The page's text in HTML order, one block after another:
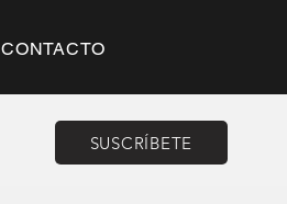
CONTACTO
SUSCRÍBETE